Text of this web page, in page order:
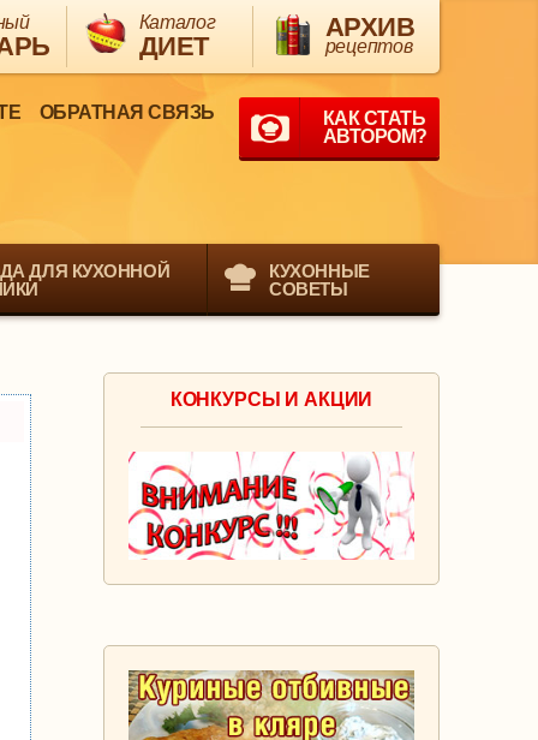
Каталог
ДИЕТ
АРХИВ
рецептов
КАК СТАТЬ
АВТОРОМ?
ОБРАТНАЯ СВЯЗЬ
КУХОННЫЕ
СОВЕТЫ
ДЛЯ КУХОННОЙ
КОНКУРСЫ И АКЦИИ